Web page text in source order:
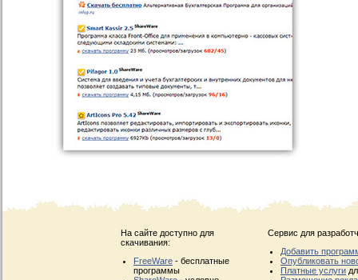
На сайте доступно для
скачивания:
FreeWare - бесплатные
программы
Сервис для
Добавить
Опубликовать
Платные услуги